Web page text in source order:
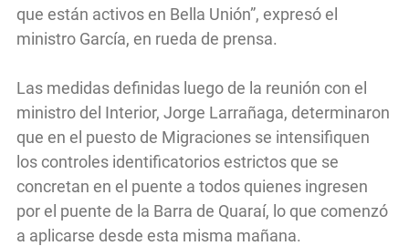
que están activos en Bella Unión”, expresó el
ministro García, en rueda de prensa.
Las medidas definidas luego de la reunión con el
ministro del Interior, Jorge Larrañaga, determinaron
que en el puesto de Migraciones se intensifiquen
los controles identificatorios estrictos que se
concretan en el puente a todos quienes ingresen
por el puente de la Barra de Quaraí, lo que comenzó
a aplicarse desde esta misma mañana.